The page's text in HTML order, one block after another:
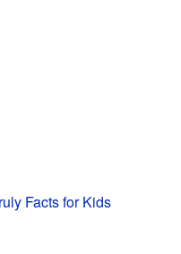
Facts for Kids